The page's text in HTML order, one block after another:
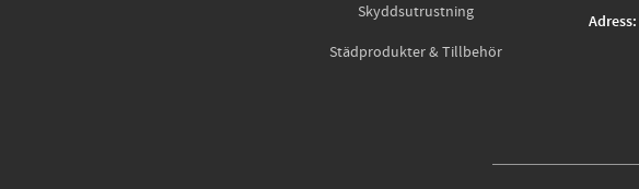
Skyddsutrustning
Städprodukter & Tillbehör
Adress: